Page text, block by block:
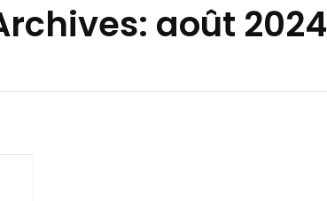
août 2024